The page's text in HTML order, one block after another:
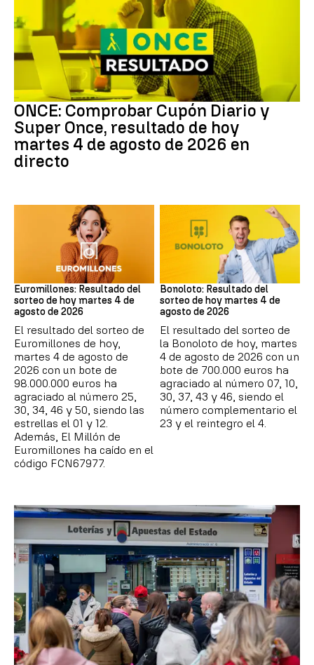
ONCE
ONCE: Comprobar Cupón Diario y
Super Once, resultado de hoy
martes 4 de agosto de 2026 en
directo
Euromillones
Euromillones: Resultado del
sorteo de hoy martes 4 de
agosto de 2026
El resultado del sorteo de
Euromillones de hoy,
martes 4 de agosto de
2026 con un bote de
98.000.000 euros ha
agraciado al número 25,
30, 34, 46 y 50, siendo las
estrellas el 01 y 12.
Además, El Millón de
Euromillones ha caído en el
código FCN67977.
Bonoloto: Resultado del
sorteo de hoy martes 4 de
agosto de 2026
El resultado del sorteo de
la Bonoloto de hoy, martes
4 de agosto de 2026 con un
bote de 700.000 euros ha
agraciado al número 07, 10,
30, 37, 43 y 46, siendo el
número complementario el
23 y el reintegro el 4.